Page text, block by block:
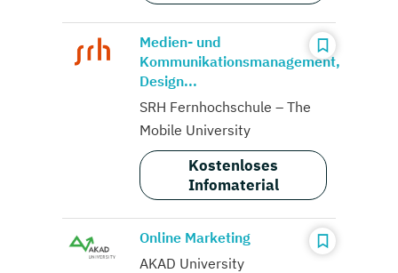
Medien- und
Kommunikationsmanagement,
Design...
SRH Fernhochschule – The
Mobile University
Kostenloses
Infomaterial
Online Marketing
AKAD University